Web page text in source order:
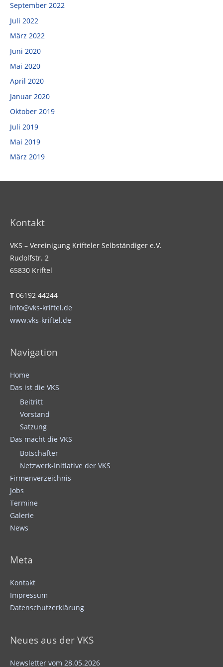
September 2022
Juli 2022
März 2022
Juni 2020
Mai 2020
April 2020
Januar 2020
Oktober 2019
Juli 2019
Mai 2019
März 2019
Kontakt
VKS – Vereinigung Krifteler Selbständiger e.V.
Rudolfstr. 2
65830 Kriftel
T 06192 44244
info@vks-kriftel.de
www.vks-kriftel.de
Navigation
Home
Das ist die VKS
Beitritt
Vorstand
Satzung
Das macht die VKS
Botschafter
Netzwerk-Initiative der VKS
Firmenverzeichnis
Jobs
Termine
Galerie
News
Meta
Kontakt
Impressum
Datenschutzerklärung
Neues aus der VKS
Newsletter vom 28.05.2026